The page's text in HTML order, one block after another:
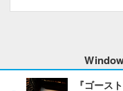
『ゴース